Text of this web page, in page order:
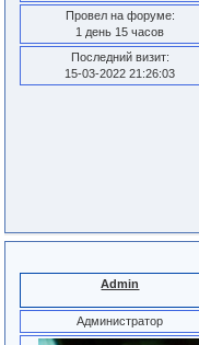
Провел на форуме:
1 день 15 часов
Последний визит:
15-03-2022 21:26:03
Admin
Администратор